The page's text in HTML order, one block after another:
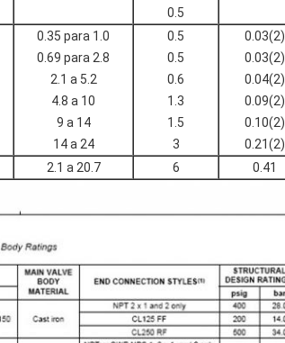
0.5
0.35 para 1.0
0.69 para 2.8
2.1 a 5.2
4.8 a 10
9 a 14
14 a 24
0.5
0.5
0.6
1.3
1.5
3
0.03(2)
0.03(2)
0.04(2)
0.09(2)
0.10(2)
0.21(2)
2.1 a 20.7 6 0.41